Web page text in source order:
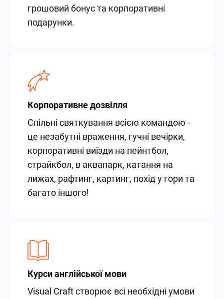
грошовий бонус та корпоративні
подарунки.
Корпоративне дозвілля
Спільні святкування всією командою -
це незабутні враження, гучні вечірки,
корпоративні виїзди на пейнтбол,
страйкбол, в аквапарк, катання на
лижах, рафтинг, картинг, похід у гори та
багато іншого!
Курси англійської мови
Visual Craft створює всі необхідні умови